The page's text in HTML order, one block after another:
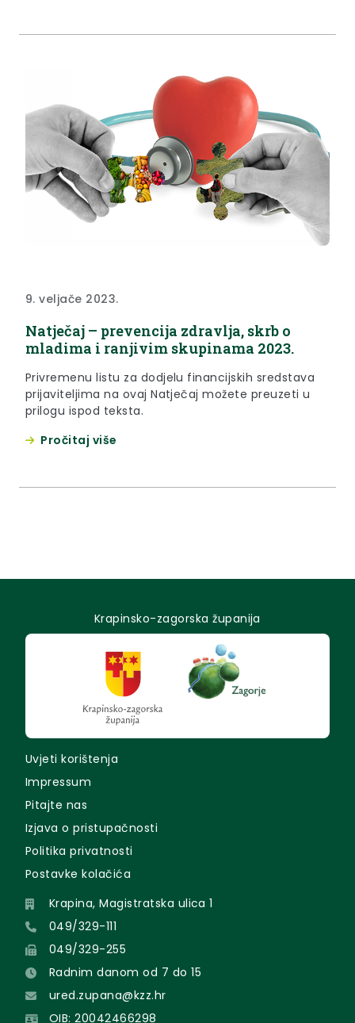
9. veljače 2023.
Natječaj – prevencija zdravlja, skrb o
mladima i ranjivim skupinama 2023.
Privremenu listu za dodjelu financijskih sredstava
prijaviteljima na ovaj Natječaj možete preuzeti u
prilogu ispod teksta.
Pročitaj više
Krapinsko-zagorska županija
Uvjeti korištenja
Impressum
Pitajte nas
Izjava o pristupačnosti
Politika privatnosti
Postavke kolačića
Krapina, Magistratska ulica 1
049/329-111
049/329-255
Radnim danom od 7 do 15
ured.zupana@kzz.hr
OIB: 20042466298